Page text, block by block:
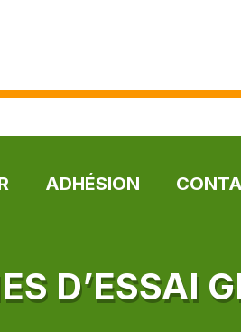
ADHÉSION
D’ESSAI